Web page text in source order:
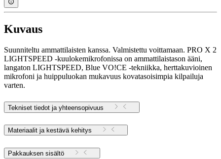
Kuvaus
Suunniteltu ammattilaisten kanssa. Valmistettu voittamaan. PRO X 2
LIGHTSPEED -kuulokemikrofonissa on ammattilaistason ääni,
langaton LIGHTSPEED, Blue VO!CE -tekniikka, herttakuvioinen
mikrofoni ja huippuluokan mukavuus kovatasoisimpia kilpailuja
varten.
Tekniset tiedot ja yhteensopivuus
Materiaalit ja kestävä kehitys
Pakkauksen sisältö